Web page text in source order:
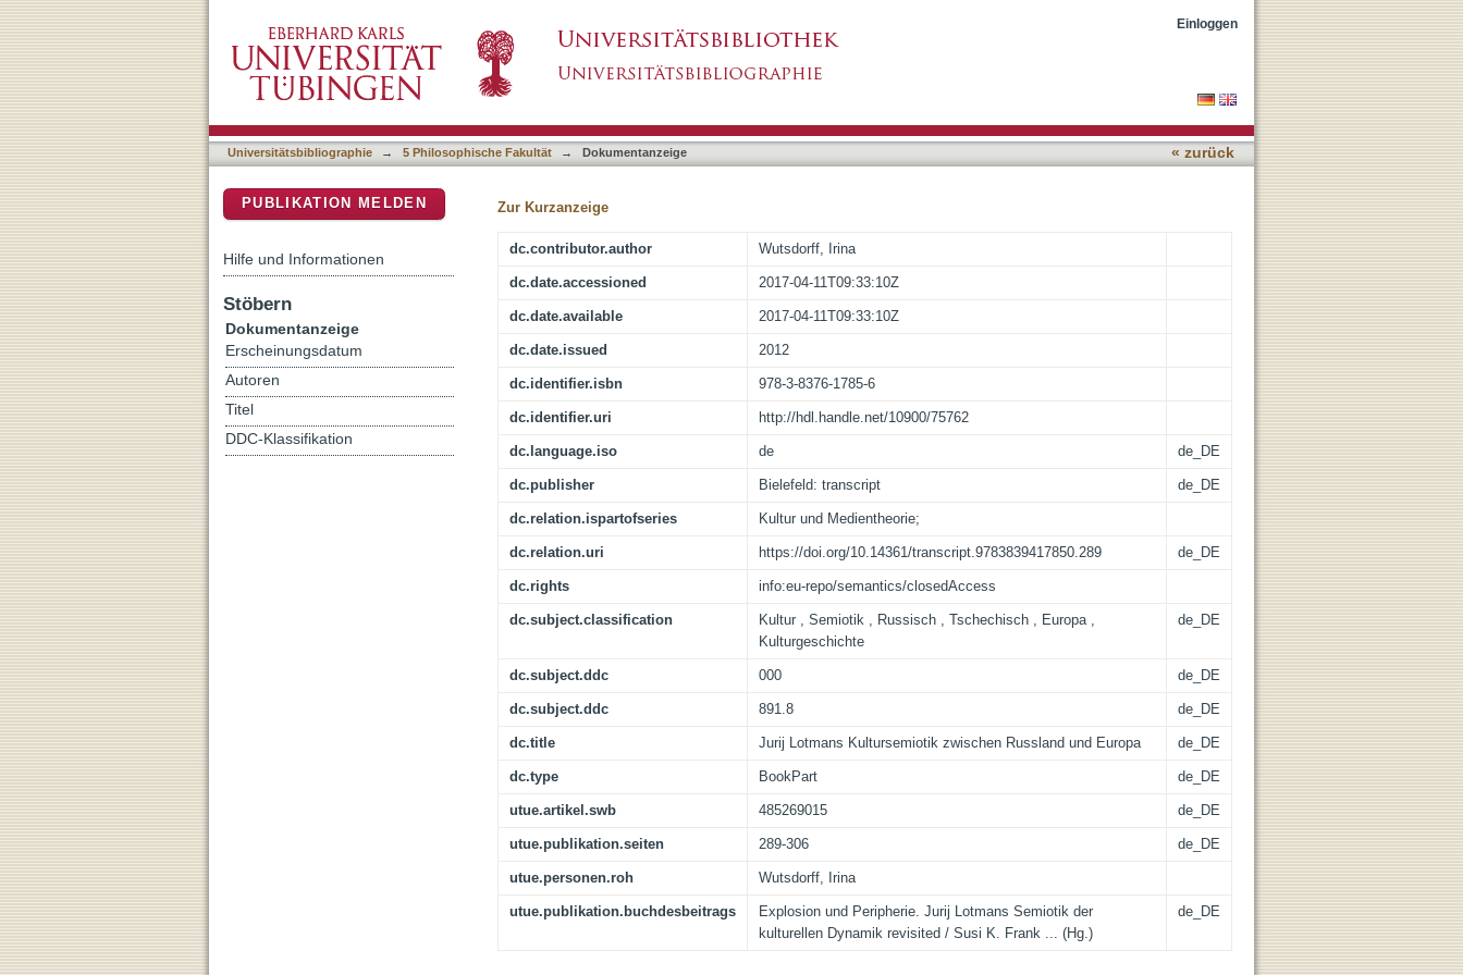
Einloggen
Universitätsbibliographie → 5 Philosophische Fakultät → Dokumentanzeige « zurück
Zur Kurzanzeige
dc.contributor.author Wutsdorff, Irina
dc.date.accessioned 2017-04-11T09:33:10Z
dc.date.available 2017-04-11T09:33:10Z
dc.date.issued 2012
dc.identifier.isbn 978-3-8376-1785-6
dc.identifier.uri http://hdl.handle.net/10900/75762
dc.language.iso de de_DE
dc.publisher Bielefeld: transcript de_DE
dc.relation.ispartofseries Kultur und Medientheorie;
dc.relation.uri https://doi.org/10.14361/transcript.9783839417850.289 de_DE
dc.rights info:eu-repo/semantics/closedAccess
dc.subject.classification
Kultur , Semiotik , Russisch , Tschechisch , Europa ,
Kulturgeschichte
de_DE
dc.subject.ddc 000 de_DE
dc.subject.ddc 891.8 de_DE
dc.title Jurij Lotmans Kultursemiotik zwischen Russland und Europa de_DE
dc.type BookPart de_DE
utue.artikel.swb 485269015 de_DE
utue.publikation.seiten 289-306 de_DE
utue.personen.roh Wutsdorff, Irina
utue.publikation.buchdesbeitrags
Explosion und Peripherie. Jurij Lotmans Semiotik der
kulturellen Dynamik revisited / Susi K. Frank ... (Hg.)
de_DE
PUBLIKATION MELDEN
Hilfe und Informationen
Stöbern
Dokumentanzeige
Erscheinungsdatum
Autoren
Titel
DDC-Klassifikation